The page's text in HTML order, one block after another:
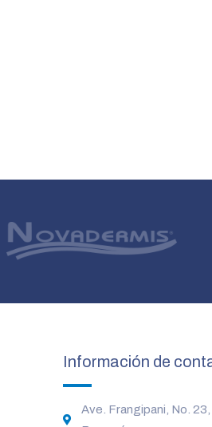
Información de
Ave. Frangipani, No.